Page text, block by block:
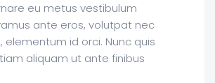
eu metus vestibulum
ante eros, volutpat nec
elementum id orci. Nunc quis
aliquam ut ante finibus